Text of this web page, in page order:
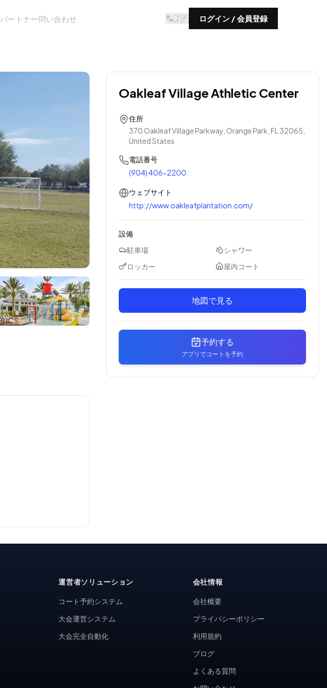
パートナー問い合わせ 🇯🇵 ログイン / 会員登録
Oakleaf Village Athletic Center
住所
370 Oakleaf Village Parkway, Orange Park, FL 32065,
United States
電話番号
(904) 406-2200
ウェブサイト
http://www.oakleafplantation.com/
設備
駐車場
シャワー
ロッカー
屋内コート
地図で見る
予約する
アプリでコートを予約
運営者ソリューション
コート予約システム
大会運営システム
大会完全自動化
会社情報
会社概要
プライバシーポリシー
利用規約
ブログ
よくある質問